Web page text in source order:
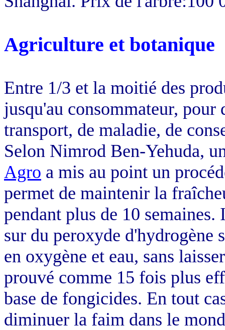
Agriculture et botanique
Entre 1/3 et la moitié des
jusqu'au consommateur,
transport, de maladie, de
Selon Nimrod Ben-Yehuda,
Agro a mis au point un
permet de maintenir la
pendant plus de 10
sur du peroxyde d'hydrogène
en oxygène et eau, sans
prouvé comme 15 fois plus
base de fongicides. En tout
diminuer la faim dans le